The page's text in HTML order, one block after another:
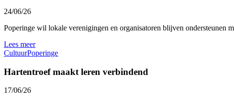
24/06/26
Poperinge wil lokale verenigingen en organisatoren blijven ondersteunen
Lees meer
CultuurPoperinge
Hartentroef maakt leren verbindend
17/06/26